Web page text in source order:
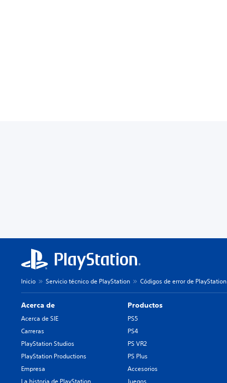
Inicio Servicio técnico de PlayStation Códigos de error de PlayStation
Acerca de
Acerca de SIE
Carreras
PlayStation Studios
PlayStation Productions
Empresa
La historia de PlayStation
Productos
PS5
PS4
PS VR2
PS Plus
Accesorios
Juegos